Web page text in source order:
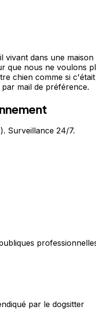
vivant dans une
que nous ne voulons
chien comme si
mail de préférence.
Surveillance 24/7.
par le dogsitter